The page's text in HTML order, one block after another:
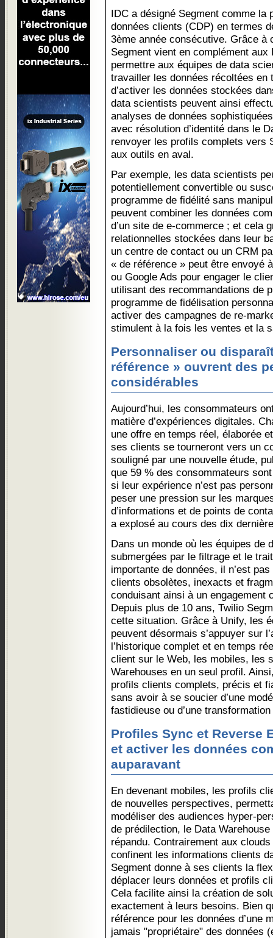
IDC a désigné Segment comme la
données clients (CDP) en termes
3ème année consécutive. Grâce à
Segment vient en complément aux
permettre aux équipes de data
travailler les données récoltées en
d’activer les données stockées
data scientists peuvent ainsi
analyses de données
avec résolution d’identité dans le
renvoyer les profils complets vers
aux outils en aval.
Par exemple, les data scientists
potentiellement convertible ou
programme de fidélité sans
peuvent combiner les données
d’un site de e-commerce ; et cela
relationnelles stockées dans leur
un centre de contact ou un CRM
« de référence » peut être envoyé
ou Google Ads pour engager le
utilisant des recommandations de
programme de fidélisation
activer des campagnes de re-
stimulent à la fois les ventes et la
Personnaliser ou
référence » ouvrent des
considérables
Aujourd’hui, les consommateurs
matière d’expériences digitales.
une offre en temps réel, élaborée
ses clients se tourneront vers un
souligné par une nouvelle étude,
que 59 % des consommateurs
si leur expérience n’est pas
peser une pression sur les
d’informations et de points de
a explosé au cours des dix
Dans un monde où les équipes de
submergées par le filtrage et le
importante de données, il n’est
clients obsolètes, inexacts et
conduisant ainsi à un engagement
Depuis plus de 10 ans, Twilio
cette situation. Grâce à Unify, les
peuvent désormais s’appuyer sur
l’historique complet et en temps
client sur le Web, les mobiles, les
Warehouses en un seul profil.
profils clients complets, précis et
sans avoir à se soucier d’une
fastidieuse ou d’une
Profiles Sync et Reverse
et activer les données
auparavant
En devenant mobiles, les profils
de nouvelles perspectives,
modéliser des audiences hyper-
de prédilection, le Data
répandu. Contrairement aux
confinent les informations clients
Segment donne à ses clients la
déplacer leurs données et profils
Cela facilite ainsi la création de
exactement à leurs besoins. Bien
référence pour les données d’une
jamais "propriétaire" des données